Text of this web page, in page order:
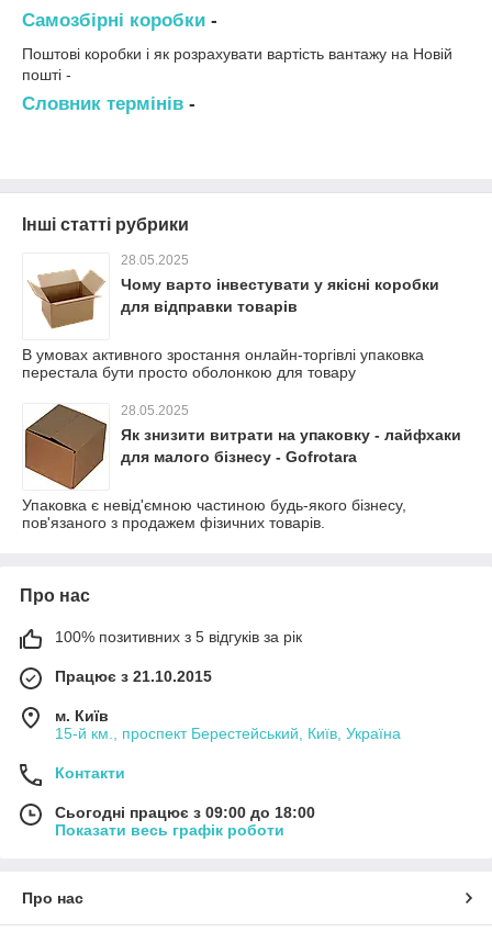
Самозбірні коробки -
Поштові коробки і як розрахувати вартість вантажу на Новій
пошті -
Словник термінів -
Інші статті рубрики
28.05.2025
Чому варто інвестувати у якісні коробки
для відправки товарів
В умовах активного зростання онлайн-торгівлі упаковка
перестала бути просто оболонкою для товару
28.05.2025
Як знизити витрати на упаковку - лайфхаки
для малого бізнесу - Gofrotara
Упаковка є невід'ємною частиною будь-якого бізнесу,
пов'язаного з продажем фізичних товарів.
Про нас
100% позитивних з 5 відгуків за рік
Працює з 21.10.2015
м. Київ
15-й км., проспект Берестейський, Київ, Україна
Контакти
Сьогодні працює з 09:00 до 18:00
Показати весь графік роботи
Про нас